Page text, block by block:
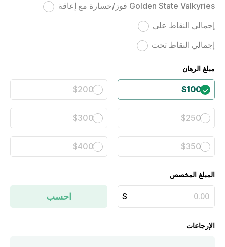
Golden State Valkyries فوز/خسارة مع إعاقة
إجمالي النقاط على
إجمالي النقاط تحت
مبلغ الرهان
$100
$200
$250
$300
$350
$400
المبلغ المخصص
احسب
الإرجاعات